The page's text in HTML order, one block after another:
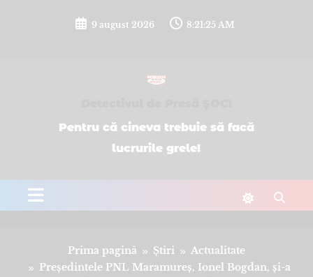
9 august 2026 8:21:25 AM
Pentru că cineva trebuie să facă
lucrurile grele!
Prima pagină Știri
Actualitate
Președintele PNL Maramureș, Ionel Bogdan, și-a